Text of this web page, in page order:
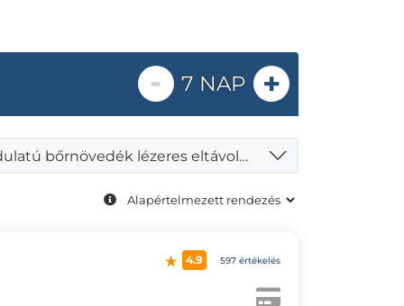
- 7 NAP +
Jóindulatú bőrnövedék lézeres eltávolítása
4.9 597 értékelés